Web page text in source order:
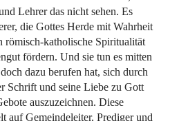
Lehrer das nicht sehen. Es
die Gottes Herde mit Wahrheit
römisch-katholische Spiritualität
fördern. Und sie tun es mitten
dazu berufen hat, sich durch
Schrift und seine Liebe zu Gott
auszuzeichnen. Diese
auf Gemeindeleiter, Prediger und